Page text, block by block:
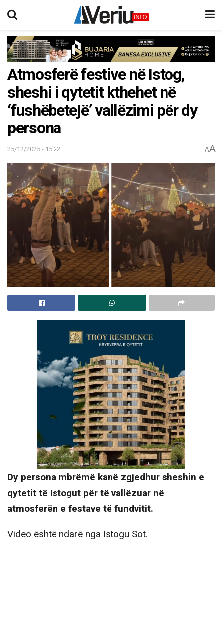
Atmosferë festive në Istog,
sheshi i qytetit kthehet në
‘fushëbetejë’ vallëzimi për dy
persona
25/12/2025 - 15:22 AA
Dy persona mbrëmë kanë zgjedhur sheshin e
qytetit të Istogut për të vallëzuar në
atmosferën e festave të fundvitit.
Video është ndarë nga Istogu Sot.